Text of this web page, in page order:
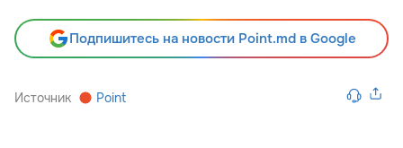
Подпишитесь на новости Point.md в Google
Источник Point